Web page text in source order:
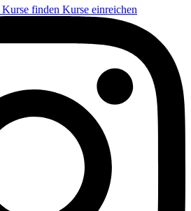
Kurse finden Kurse einreichen